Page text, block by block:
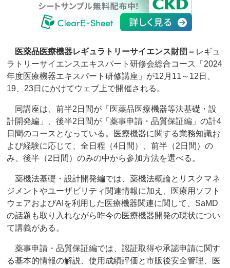
医薬品医療機器レギュラトリーサイエンス財団 ＝レギュ
ラトリーサイエンスエキスパート研修会総合コース「2024
年度医療機器エキスパート研修講座」が12月11～12日、
19、23日にかけてウェブ上で開催される。
同講座は、前半2日間が「医薬品医療機器等法基礎・設
計開発編」、後半2日間が「薬事申請・品質保証編」の計4
日間のコースとなっている。医療機器に関する業務知識お
よび経験に応じて、全日程（4日間）、前半（2日間）の
み、後半（2日間）のみの中から参加方法を選べる。
薬機法基礎・設計開発編では、薬機法概論とリスクマネ
ジメントやユーザビリティ関連情報に加え、医療用ソフト
ウェアおよびAIを利用した医療機器関連に関して、SaMD
の話題も取り入れながら昨今の医療機器開発の現状につい
て講義がある。
薬事申請・品質保証編では、認証取得や承認申請に関す
る基本的情報の解説、使用成績評価と市販後安全管理、医